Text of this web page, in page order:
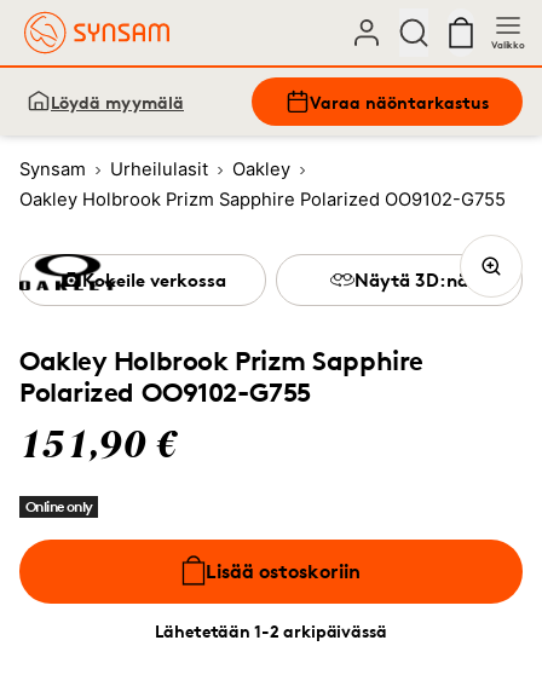
Valikko
Löydä myymälä Varaa näöntarkastus
Synsam Urheilulasit
Oakley
Oakley Holbrook Prizm Sapphire Polarized OO9102-G755
Oakley Holbrook Prizm Sapphire
Polarized OO9102-G755
151,90 €
Online only
Lisää ostoskoriin
Lähetetään 1-2 arkipäivässä
Kokeile verkossa Näytä 3D:nä